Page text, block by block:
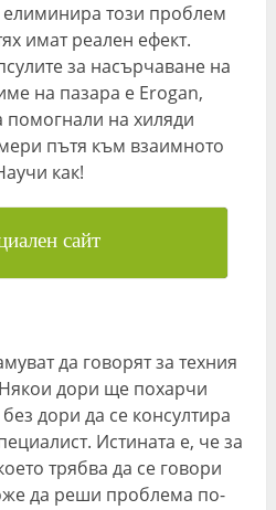
този проблем
имат реален ефект.
за насърчаване на
на пазара е Erogan,
помогнали на хиляди
пътя към взаимното
как!
сайт
да говорят за техния
Някои дори ще похарчи
дори да се консултира
Истината е, че за
трябва да се говори
да реши проблема по-